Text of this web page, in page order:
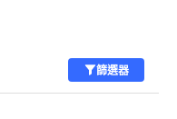
篩選器